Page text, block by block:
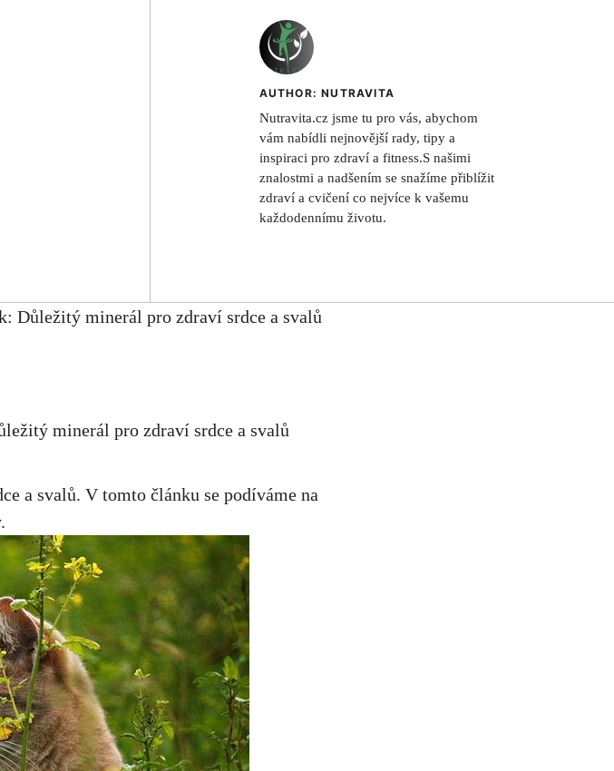
AUTHOR: NUTRAVITA
Nutravita.cz jsme tu pro vás, abychom
vám nabídli nejnovější rady, tipy a
inspiraci pro zdraví a fitness.S našimi
znalostmi a nadšením se snažíme přiblížit
zdraví a cvičení co nejvíce k vašemu
každodennímu životu.
Důležitý minerál pro zdraví srdce a svalů
a ‌svalů. ⁤V tomto článku se podíváme na